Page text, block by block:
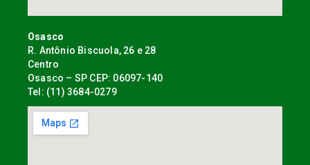
Osasco
R. Antônio Biscuola, 26 e 28
Centro
Osasco – SP CEP: 06097-140
Tel: (11) 3684-0279